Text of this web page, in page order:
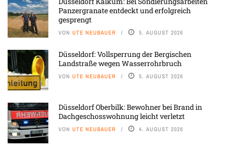
Panzergranate entdeckt und erfolgreich
gesprengt
VON UTE NEUBAUER 5. AUGUST 2026
Düsseldorf: Vollsperrung der Bergischen
Landstraße wegen Wasserrohrbruch
VON UTE NEUBAUER 5. AUGUST 2026
Düsseldorf Oberbilk: Bewohner bei Brand in
Dachgeschosswohnung leicht verletzt
VON UTE NEUBAUER 4. AUGUST 2026